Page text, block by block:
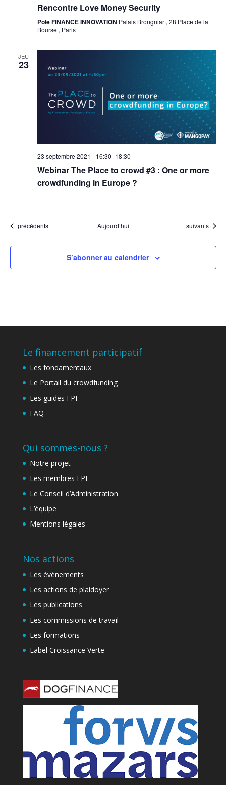
Rencontre Love Money Security
Pôle FINANCE INNOVATION Palais Brongniart, 28 Place de la
Bourse , Paris
JEU
23
23 septembre 2021 - 16:30- 18:30
Webinar The Place to crowd #3 : One or more
crowdfunding in Europe ?
Évènements
précédents Aujourd’hui Évènements
suivants
S’abonner au calendrier
Le financement participatif
Les fondamentaux
Le Portail du crowdfunding
Les guides FPF
FAQ
Qui sommes-nous ?
Notre projet
Les membres FPF
Le Conseil d’Administration
L’équipe
Mentions légales
Nos actions
Les événements
Les actions de plaidoyer
Les publications
Les commissions de travail
Les formations
Label Croissance Verte